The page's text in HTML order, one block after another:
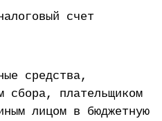
счет
средства,
сбора, плательщиком
лицом в бюджетную